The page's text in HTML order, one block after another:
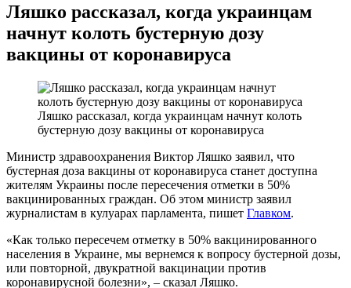
Ляшко рассказал, когда украинцам
начнут колоть бустерную дозу
вакцины от коронавируса
Ляшко рассказал, когда украинцам начнут колоть
бустерную дозу вакцины от коронавируса
Министр здравоохранения Виктор Ляшко заявил, что
бустерная доза вакцины от коронавируса станет доступна
жителям Украины после пересечения отметки в 50%
вакцинированных граждан. Об этом министр заявил
журналистам в кулуарах парламента, пишет Главком.
«Как только пересечем отметку в 50% вакцинированного
населения в Украине, мы вернемся к вопросу бустерной дозы,
или повторной, двукратной вакцинации против
коронавирусной болезни», – сказал Ляшко.